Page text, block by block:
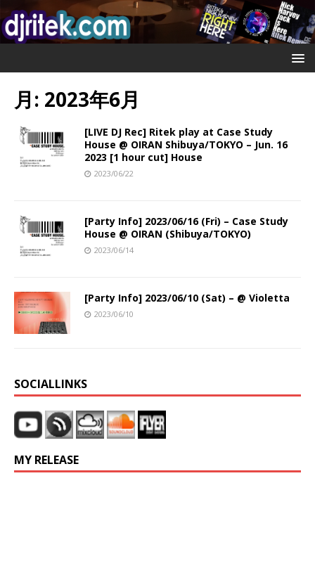
月: 2023年6月
[LIVE DJ Rec] Ritek play at Case Study
House @ OIRAN Shibuya/TOKYO – Jun. 16
2023 [1 hour cut] House
2023/06/22
[Party Info] 2023/06/16 (Fri) – Case Study
House @ OIRAN (Shibuya/TOKYO)
2023/06/14
[Party Info] 2023/06/10 (Sat) – @ Violetta
2023/06/10
SOCIALLINKS
MY RELEASE